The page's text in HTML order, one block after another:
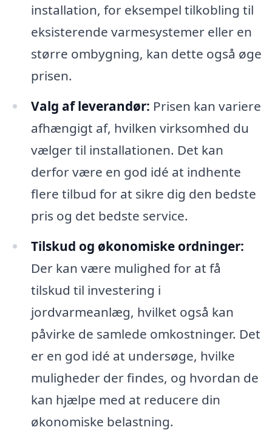
installation, for eksempel tilkobling til
eksisterende varmesystemer eller en
større ombygning, kan dette også øge
prisen.
Valg af leverandør: Prisen kan variere
afhængigt af, hvilken virksomhed du
vælger til installationen. Det kan
derfor være en god idé at indhente
flere tilbud for at sikre dig den bedste
pris og det bedste service.
Tilskud og økonomiske ordninger:
Der kan være mulighed for at få
tilskud til investering i
jordvarmeanlæg, hvilket også kan
påvirke de samlede omkostninger. Det
er en god idé at undersøge, hvilke
muligheder der findes, og hvordan de
kan hjælpe med at reducere din
økonomiske belastning.